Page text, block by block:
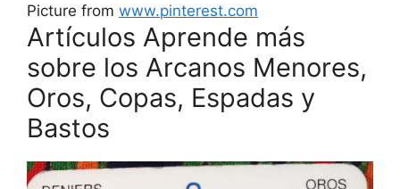
Picture from www.pinterest.com
Artículos Aprende más
sobre los Arcanos Menores,
Oros, Copas, Espadas y
Bastos